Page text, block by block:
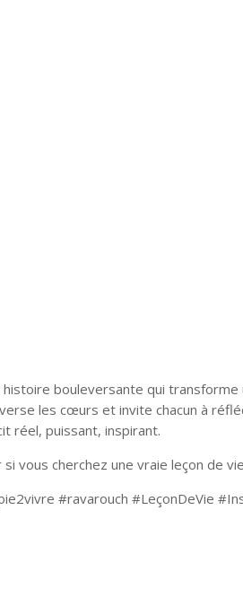
histoire bouleversante qui
les cœurs et invite chacun à
réel, puissant, inspirant.
vous cherchez une vraie leçon de
#ravarouch #LeçonDeVie